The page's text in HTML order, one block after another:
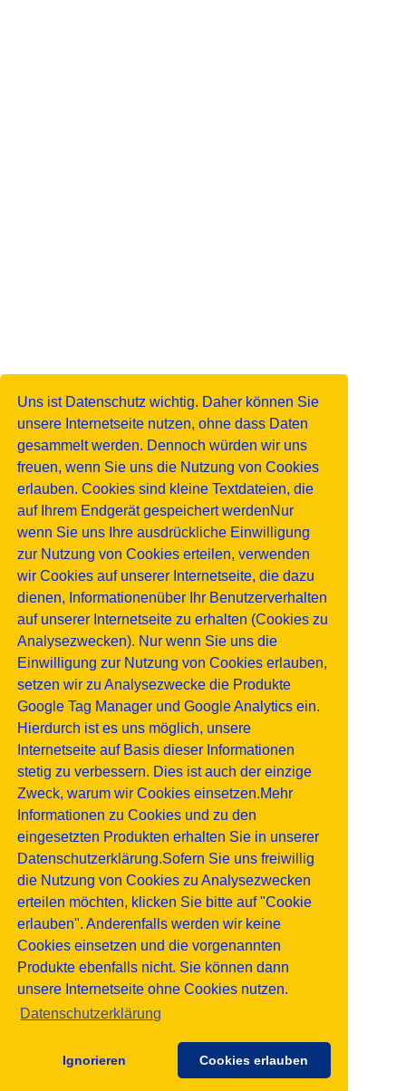
Uns ist Datenschutz wichtig. Daher können Sie
unsere Internetseite nutzen, ohne dass Daten
gesammelt werden. Dennoch würden wir uns
freuen, wenn Sie uns die Nutzung von Cookies
erlauben. Cookies sind kleine Textdateien, die
auf Ihrem Endgerät gespeichert werdenNur
wenn Sie uns Ihre ausdrückliche Einwilligung
zur Nutzung von Cookies erteilen, verwenden
wir Cookies auf unserer Internetseite, die dazu
dienen, Informationenüber Ihr Benutzerverhalten
auf unserer Internetseite zu erhalten (Cookies zu
Analysezwecken). Nur wenn Sie uns die
Einwilligung zur Nutzung von Cookies erlauben,
setzen wir zu Analysezwecke die Produkte
Google Tag Manager und Google Analytics ein.
Hierdurch ist es uns möglich, unsere
Internetseite auf Basis dieser Informationen
stetig zu verbessern. Dies ist auch der einzige
Zweck, warum wir Cookies einsetzen.Mehr
Informationen zu Cookies und zu den
eingesetzten Produkten erhalten Sie in unserer
Datenschutzerklärung.Sofern Sie uns freiwillig
die Nutzung von Cookies zu Analysezwecken
erteilen möchten, klicken Sie bitte auf "Cookie
erlauben". Anderenfalls werden wir keine
Cookies einsetzen und die vorgenannten
Produkte ebenfalls nicht. Sie können dann
unsere Internetseite ohne Cookies nutzen.
Datenschutzerklärung
Ignorieren Cookies erlauben